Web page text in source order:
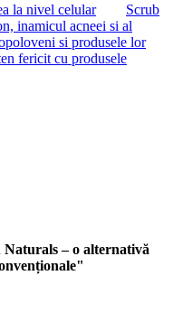
la nivel celular
Scrub
inamicul acneei si al
si produsele lor
fericit cu produsele
– o alternativă